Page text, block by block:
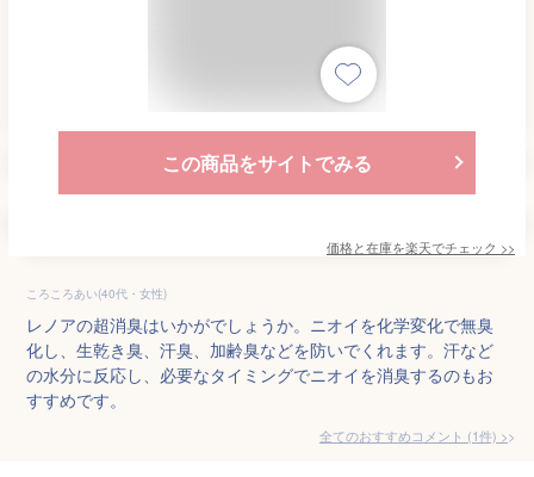
この商品をサイトでみる
価格と在庫を楽天でチェック >>
ころころあい(40代・女性)
レノアの超消臭はいかがでしょうか。ニオイを化学変化で無臭
化し、生乾き臭、汗臭、加齢臭などを防いでくれます。汗など
の水分に反応し、必要なタイミングでニオイを消臭するのもお
すすめです。
全てのおすすめコメント (1件) >